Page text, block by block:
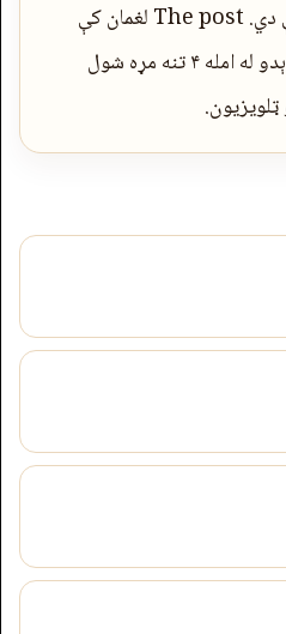
شویو د ژغورنې هڅې روانې دي. The post لغمان کې
سیند ته د کډوالو د موټر لوېدو له امله ۴ تنه مړه شول